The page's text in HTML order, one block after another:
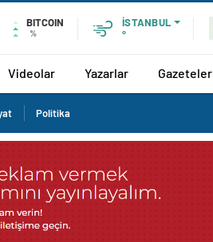
BITCOIN
%
İSTANBUL
°
Videolar Yazarlar Gazeteler
Politika